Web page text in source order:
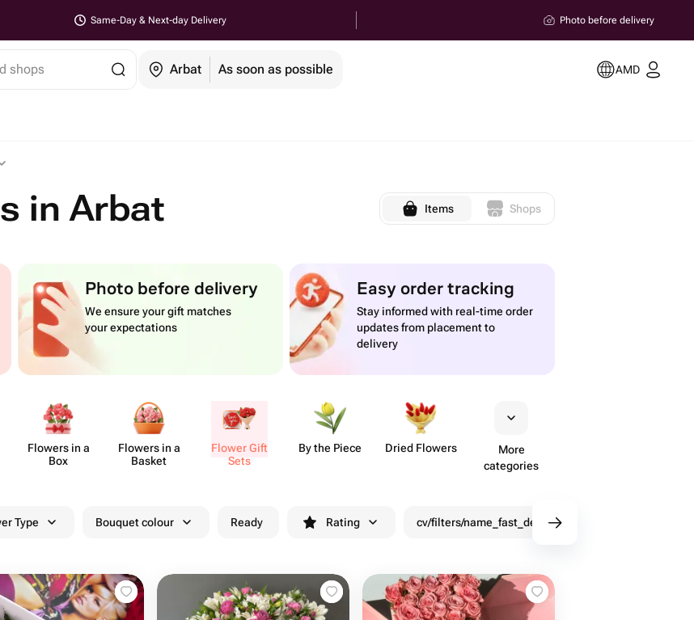
Same-Day & Next-day Delivery Photo before delivery
shops Arbat As soon as possible AMD
in Arbat Items Shops
Photo before delivery
We ensure your gift matches
your expectations
Easy order tracking
Stay informed with real-time order
updates from placement to
delivery
Flowers in a
Box
Flowers in a
Basket
Flower Gift
Sets
By the Piece Dried Flowers
More
categories
Type Bouquet colour Ready Rating cv/filters/name_fast_delivery